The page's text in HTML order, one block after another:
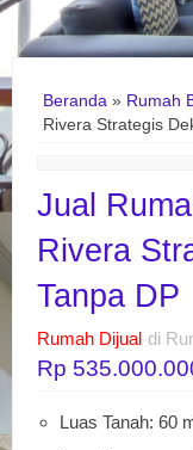
Beranda » Rumah
Rivera Strategis
Jual
Rivera
Tanpa DP
Rumah Dijual di
Rp
Luas Tanah: 60